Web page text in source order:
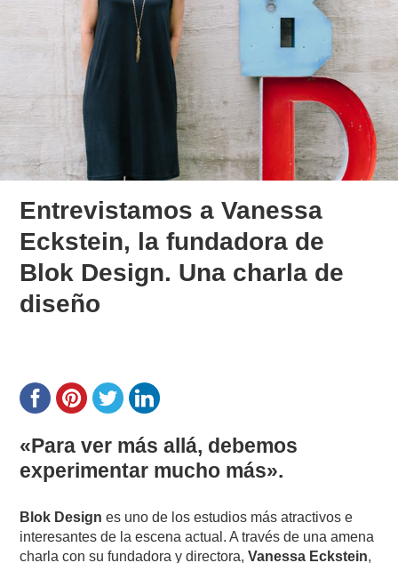
Entrevistamos a Vanessa
Eckstein, la fundadora de
Blok Design. Una charla de
diseño
«Para ver más allá, debemos
experimentar mucho más».
Blok Design es uno de los estudios más atractivos e
interesantes de la escena actual. A través de una amena
charla con su fundadora y directora,Vanessa Eckstein,